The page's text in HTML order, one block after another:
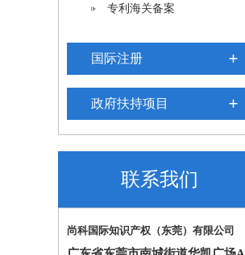
专利海关备案
国际注册
政府扶持项目
联系我们
尚科国际知识产权（东莞）有限公司